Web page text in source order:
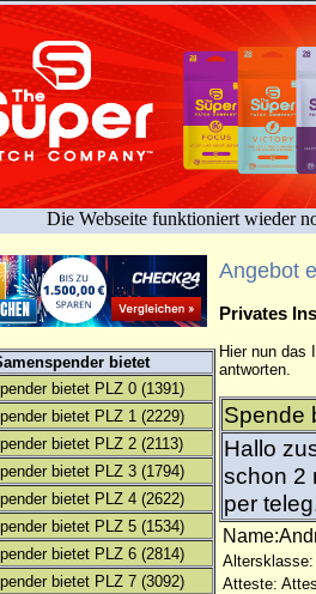
Die Webseite funktioniert wieder
bietet
bietet PLZ 0 (1391)
bietet PLZ 1 (2229)
bietet PLZ 2 (2113)
bietet PLZ 3 (1794)
bietet PLZ 4 (2622)
bietet PLZ 5 (1534)
bietet PLZ 6 (2814)
bietet PLZ 7 (3092)
Angebot
Privates
Hier nun das
antworten.
Spende
Hallo
schon 2
per
Altersklasse:
Atteste: